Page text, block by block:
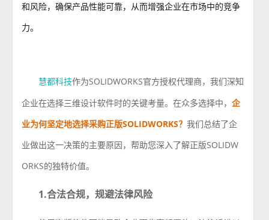
和风险，确保产品性能可靠，从而增强企业在市场中的竞争
力。
慧都科技作为SOLIDWORKS官方授权代理商，我们深知
企业在选择三维设计软件时的关键考量。在众多选择中，企
业为何坚定地选择采购正版SOLIDWORKS？我们总结了企
业做出这一决策的主要原因，帮助您深入了解正版SOLIDW
ORKS的独特价值。
1.合法合规，规避法律风险